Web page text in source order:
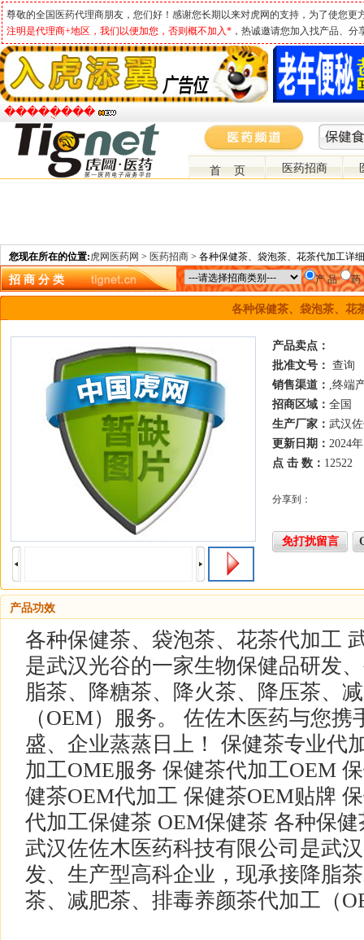
尊敬的全国医药代理商朋友，您们好！感谢您长期以来对虎网的支持，为了使您更
注明是代理商+地区，我们以便加您，否则概不加入* ，热诚邀请您加入找产品、
�����ֻ���
首 页 医药招商
您现在所在的位置:虎网医药网 > 医药招商 > 各种保健茶、袋泡茶、花茶代加工详
招 商 分 类 产 品 药
各种保健茶、袋泡茶、花
产品卖点：
批准文号： 查询
销售渠道： ,终端
招商区域： 全国
生产厂家： 武汉
更新日期： 2024
点 击 数： 12522
分享到：
免打扰留言
产品功效
各种保健茶、袋泡茶、花茶代加工
是武汉光谷的一家生物保健品研发
脂茶、降糖茶、降火茶、降压茶、
（OEM）服务。 佐佐木医药与您
盛、企业蒸蒸日上！ 保健茶专业代
加工OME服务 保健茶代加工OEM
健茶OEM代加工 保健茶OEM贴牌
代加工保健茶 OEM保健茶 各种保
武汉佐佐木医药科技有限公司是武
发、生产型高科企业，现承接降脂
茶、减肥茶、排毒养颜茶代加工（